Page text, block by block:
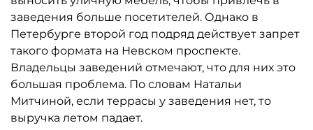
заведения больше посетителей. Однако в
Петербурге второй год подряд действует запрет
такого формата на Невском проспекте.
Владельцы заведений отмечают, что для них это
большая проблема. По словам Натальи
Митчиной, если террасы у заведения нет, то
выручка летом падает.